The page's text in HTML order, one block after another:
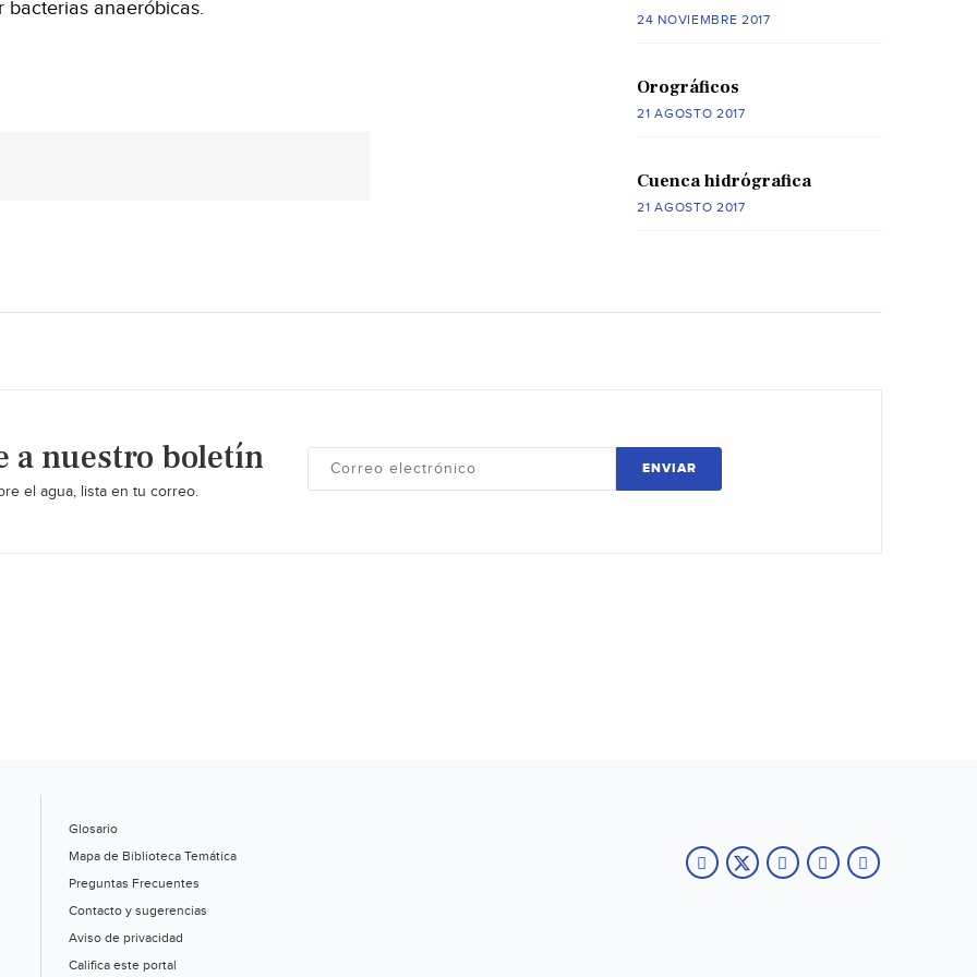
bacterias anaeróbicas. 24 NOVIEMBRE 2017
Orográficos
21 AGOSTO 2017
Cuenca hidrógrafica
21 AGOSTO 2017
a nuestro boletín
el agua, lista en tu correo.
ENVIAR
Glosario
Mapa de Biblioteca Temática
Preguntas Frecuentes
Contacto y sugerencias
Aviso de privacidad
Califica este portal